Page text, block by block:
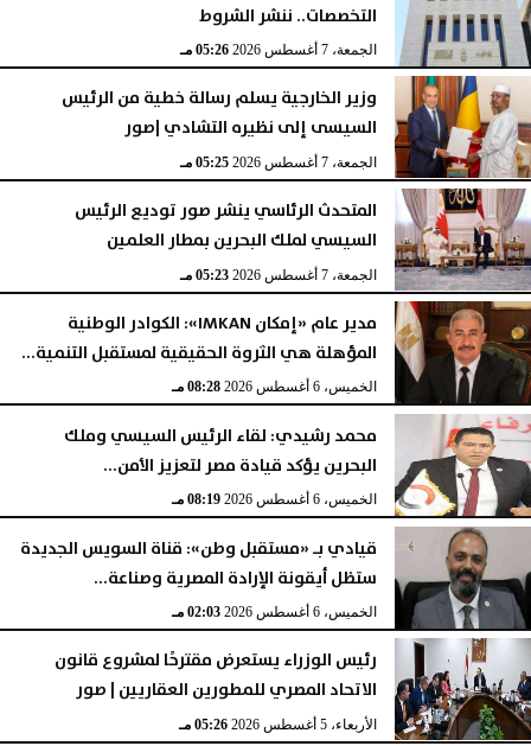
الجمعة، 7 أغسطس 2026 05:28 مـ
التخصصات.. ننشر الشروط
الجمعة، 7 أغسطس 2026 05:26 مـ
وزير الخارجية يسلم رسالة خطية من الرئيس
السيسى إلى نظيره التشادي |صور
الجمعة، 7 أغسطس 2026 05:25 مـ
المتحدث الرئاسي ينشر صور توديع الرئيس
السيسي لملك البحرين بمطار العلمين
الجمعة، 7 أغسطس 2026 05:23 مـ
مدير عام «إمكان IMKAN»: الكوادر الوطنية
المؤهلة هي الثروة الحقيقية لمستقبل التنمية...
الخميس، 6 أغسطس 2026 08:28 مـ
محمد رشيدي: لقاء الرئيس السيسي وملك
البحرين يؤكد قيادة مصر لتعزيز الأمن...
الخميس، 6 أغسطس 2026 08:19 مـ
قيادي بـ «مستقبل وطن»: قناة السويس الجديدة
ستظل أيقونة الإرادة المصرية وصناعة...
الخميس، 6 أغسطس 2026 02:03 مـ
رئيس الوزراء يستعرض مقترحًا لمشروع قانون
الاتحاد المصري للمطورين العقاريين | صور
الأربعاء، 5 أغسطس 2026 05:26 مـ